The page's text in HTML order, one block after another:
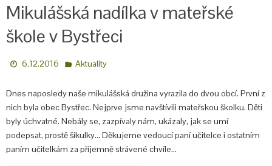
Mikulášská nadílka v mateřské
škole v Bystřeci
6.12.2016 Aktuality
Dnes naposledy naše mikulášská družina vyrazila do dvou obcí. První z
nich byla obec Bystřec. Nejprve jsme navštívili mateřskou školku. Děti
byly úchvatné. Nebály se, zazpívaly nám, ukázaly, jak se umí
podepsat, prostě šikulky… Děkujeme vedoucí paní učitelce i ostatním
paním učitelkám za příjemně strávené chvíle…